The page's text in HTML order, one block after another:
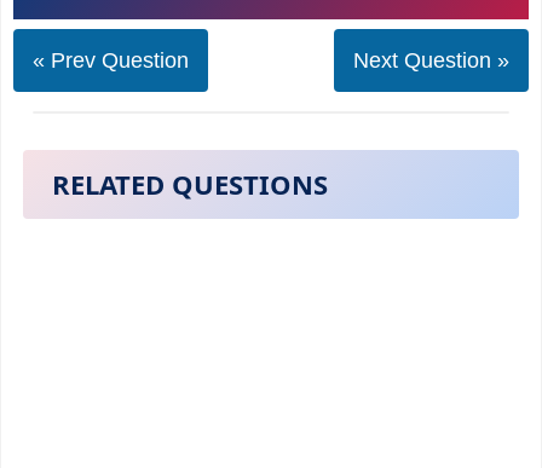
« Prev Question Next Question »
RELATED QUESTIONS